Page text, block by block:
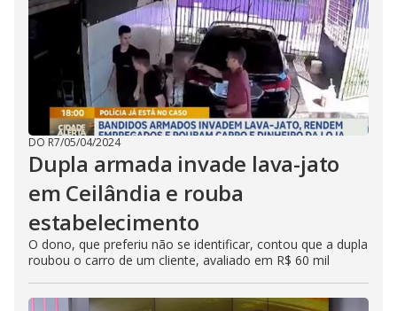
DO R7/05/04/2024
Dupla armada invade lava-jato
em Ceilândia e rouba
estabelecimento
O dono, que preferiu não se identificar, contou que a dupla
roubou o carro de um cliente, avaliado em R$ 60 mil